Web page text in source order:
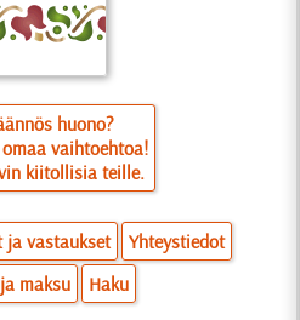
huono?
vaihtoehtoa!
kiitollisia teille.
ja vastaukset
Yhteystiedot
maksu
Haku